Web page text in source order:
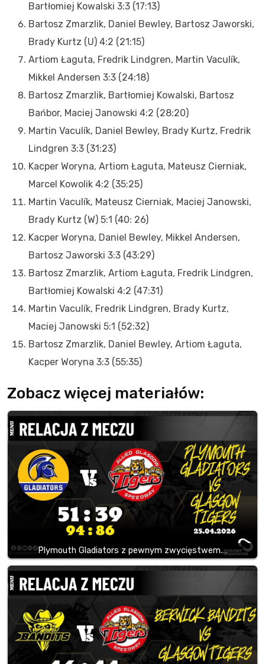
Bartłomiej Kowalski 3:3 (17:13)
Bartosz Zmarzlik, Daniel Bewley, Bartosz Jaworski,
Brady Kurtz (U) 4:2 (21:15)
Artiom Łaguta, Fredrik Lindgren, Martin Vaculík,
Mikkel Andersen 3:3 (24:18)
Bartosz Zmarzlik, Bartłomiej Kowalski, Bartosz
Bańbor, Maciej Janowski 4:2 (28:20)
Martin Vaculík, Daniel Bewley, Brady Kurtz, Fredrik
Lindgren 3:3 (31:23)
Kacper Woryna, Artiom Łaguta, Mateusz Cierniak,
Marcel Kowolik 4:2 (35:25)
Martin Vaculík, Mateusz Cierniak, Maciej Janowski,
Brady Kurtz (W) 5:1 (40: 26)
Kacper Woryna, Daniel Bewley, Mikkel Andersen,
Bartosz Jaworski 3:3 (43:29)
Bartosz Zmarzlik, Artiom Łaguta, Fredrik Lindgren,
Bartłomiej Kowalski 4:2 (47:31)
Martin Vaculík, Fredrik Lindgren, Brady Kurtz,
Maciej Janowski 5:1 (52:32)
Bartosz Zmarzlik, Daniel Bewley, Artiom Łaguta,
Kacper Woryna 3:3 (55:35)
Zobacz więcej materiałów:
Plymouth Gladiators z pewnym zwycięstwem.…